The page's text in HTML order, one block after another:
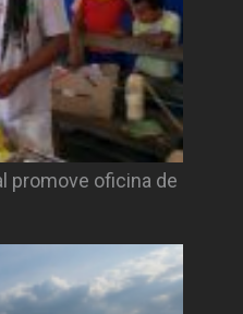
promove oficina de